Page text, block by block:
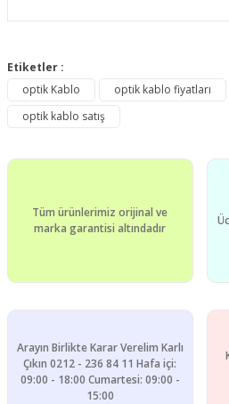
konularda yetersiz gördüğünüz
Görüş ve önerileriniz için teşekkür
Ürün açıklamasında eksik bilgiler
Ürün fiyatı diğer sitelerden daha
Etiketler :
optik Kablo
optik kablo fiyatları
optik kablo satış
Tüm ürünlerimiz orijinal ve
marka garantisi altındadır
Arayın Birlikte Karar Verelim Karlı
Çıkın 0212 - 236 84 11 Hafa içi:
09:00 - 18:00 Cumartesi: 09:00 -
15:00